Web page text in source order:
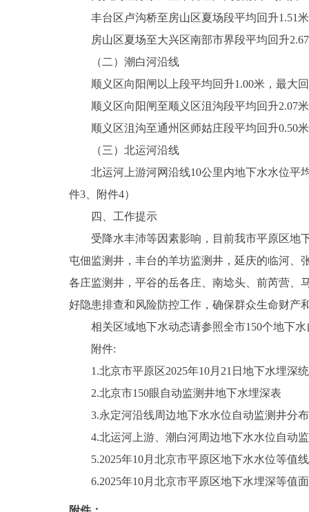
丰台区卢沟桥至房山区夏场段平均回升1.51米
房山区夏场至大兴区南部市界段平均回升2.67
（二）潮白河沿线
顺义区向阳闸以上段平均回升1.00米，最大回
顺义区向阳闸至顺义区沮沟段平均回升2.07米
顺义区沮沟至通州区师姑庄段平均回升0.50米
（三）北运河沿线
北运河上游河网沿线10公里内地下水水位平均
件3、附件4）
四、工作提示
受降水丰沛等因素影响，目前我市平原区地下
屯佃监测井，丰台的羊坊监测井，延庆的临河、
各庄监测井，平谷的岳各庄、南埝头、前芮营、
好隐患排查和风险防控工作，确保群众生命财产
相关区域地下水动态请参照全市150个地下水
附件:
1.北京市平原区2025年10月21日地下水埋深
2.北京市150眼自动监测井地下水埋深表
3.永定河沿线周边地下水水位自动监测井分
4.北运河上游、潮白河周边地下水水位自动
5.2025年10月北京市平原区地下水水位等值
6.2025年10月北京市平原区地下水埋深等值